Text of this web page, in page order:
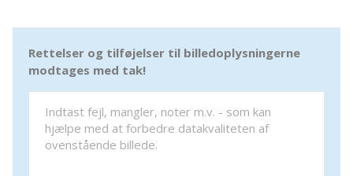
Rettelser og tilføjelser til billedoplysningerne
modtages med tak!